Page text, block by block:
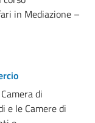
in Mediazione –
di
e le Camere di